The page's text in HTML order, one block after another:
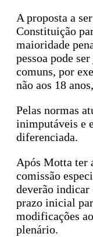
A proposta a
Constituição
maioridade
pessoa pode
comuns, por
não aos 18
Pelas normas
inimputáveis e
diferenciada.
Após Motta ter
comissão
deverão indicar
prazo inicial
modificações
plenário.